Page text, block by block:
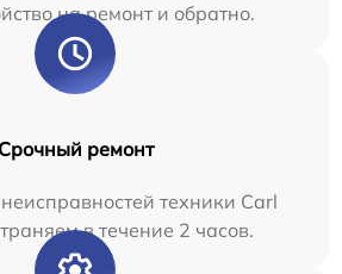
на ремонт и обратно.
Срочный ремонт
техники Carl
в течение 2 часов.